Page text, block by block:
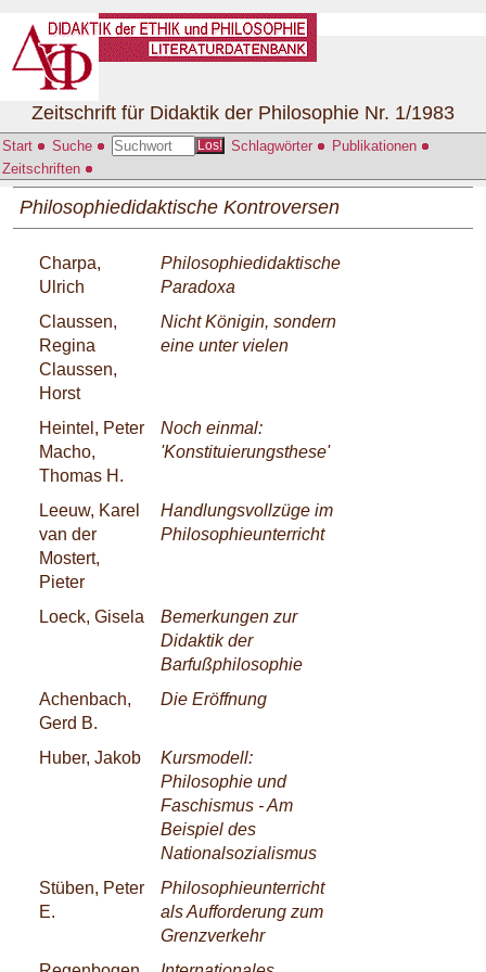
Start Suche Los! Schlagwörter
Publikationen
Zeitschriften
Zeitschrift für Didaktik der Philosophie Nr. 1/1983
Philosophiedidaktische Kontroversen
Charpa,
Ulrich
Philosophiedidaktische
Paradoxa
Claussen,
Regina
Claussen,
Horst
Nicht Königin, sondern
eine unter vielen
Heintel, Peter
Macho,
Thomas H.
Noch einmal:
'Konstituierungsthese'
Leeuw, Karel
van der
Mostert,
Pieter
Handlungsvollzüge im
Philosophieunterricht
Loeck, Gisela
Bemerkungen zur
Didaktik der
Barfußphilosophie
Achenbach,
Gerd B.
Die Eröffnung
Huber, Jakob
Kursmodell:
Philosophie und
Faschismus - Am
Beispiel des
Nationalsozialismus
Stüben, Peter
E.
Philosophieunterricht
als Aufforderung zum
Grenzverkehr